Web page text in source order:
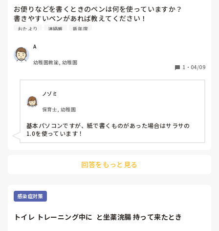
お便りなどを書くときのペンは何を使っていますか？
書きやすいペンがあれば教えてください！
おたより 連絡帳 新年度
A
幼稚園教諭, 幼稚園
1 ・ 04/09
ノゾミ
保育士, 幼稚園
基本パソコンですが、紙で書くものがあった場合はサラサの
1.0を使っています！
回答をもっと見る
感染症対策
トイレ トレーニング中に  と坐薬浣腸 持って来たとき